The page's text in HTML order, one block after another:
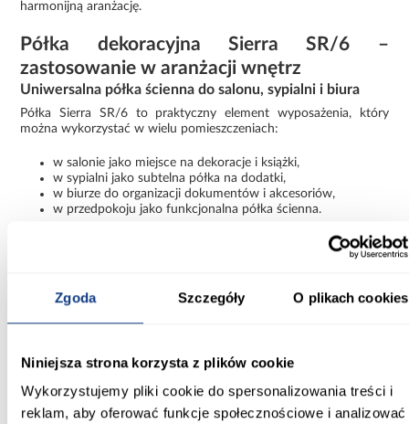
Zgoda Szczegóły O plikach cookies
Niniejsza strona korzysta z plików cookie
Wykorzystujemy pliki cookie do spersonalizowania treści i
reklam, aby oferować funkcje społecznościowe i analizować
harmonijną aranżację.
Półka dekoracyjna Sierra SR/6 –
zastosowanie w aranżacji wnętrz
Uniwersalna półka ścienna do salonu, sypialni i biura
Półka Sierra SR/6 to praktyczny element wyposażenia, który
można wykorzystać w wielu pomieszczeniach:
w salonie jako miejsce na dekoracje i książki,
w sypialni jako subtelna półka na dodatki,
w biurze do organizacji dokumentów i akcesoriów,
w przedpokoju jako funkcjonalna półka ścienna.
Jej nowoczesny design sprawia, że stanowi nie tylko element
Informacje Transport Informacje o
175.00
Głębokość [cm]: